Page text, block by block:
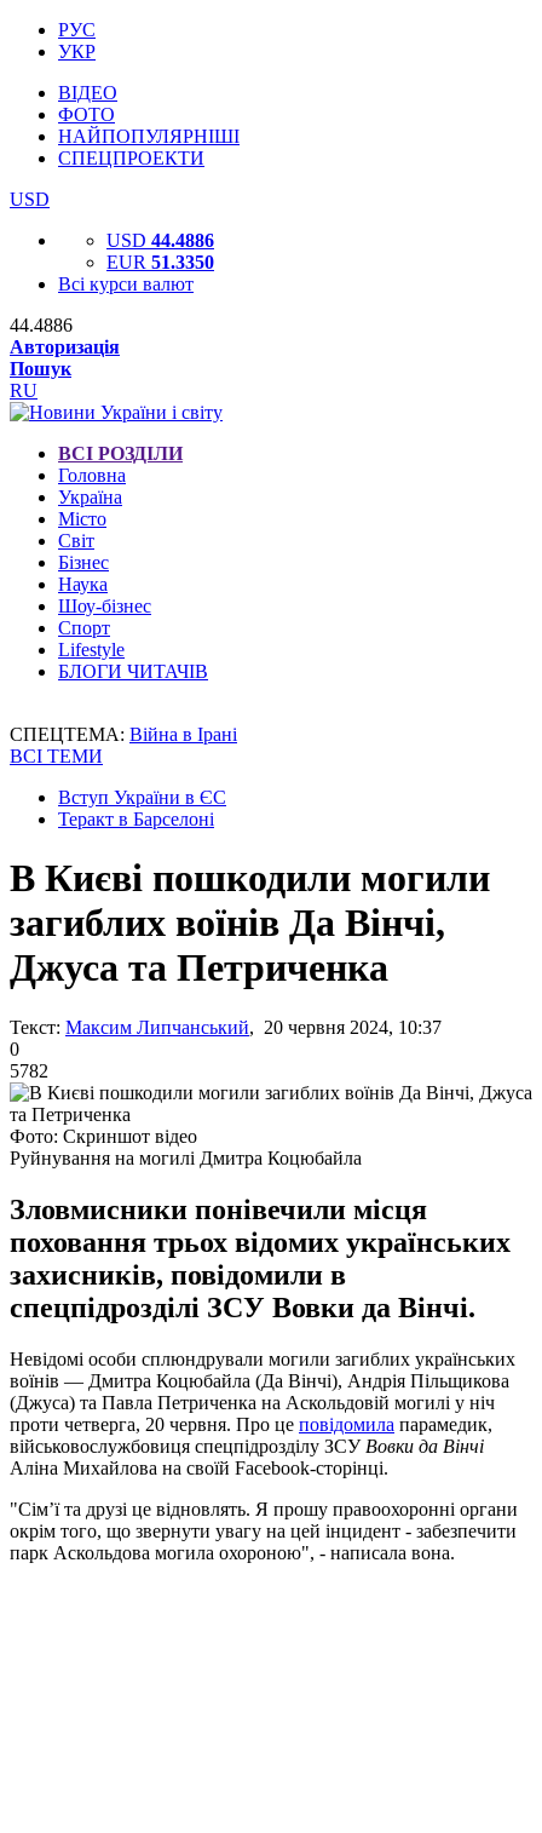
РУС
УКР
ВІДЕО
ФОТО
НАЙПОПУЛЯРНІШІ
СПЕЦПРОЕКТИ
USD
USD 44.4886
EUR 51.3350
Всі курси валют
44.4886
Авторизація
Пошук
RU
ВСІ РОЗДІЛИ
Головна
Україна
Місто
Світ
Бізнес
Наука
Шоу-бізнес
Спорт
Lifestyle
БЛОГИ ЧИТАЧІВ
СПЕЦТЕМА: Війна в Ірані
ВСІ ТЕМИ
Вступ України в ЄС
Теракт в Барселоні
В Києві пошкодили могили
загиблих воїнів Да Вінчі,
Джуса та Петриченка
Текст: Максим Липчанський, 20 червня 2024, 10:37
0
5782
Фото: Скриншот відео
Руйнування на могилі Дмитра Коцюбайла
Зловмисники понівечили місця
поховання трьох відомих українських
захисників, повідомили в
спецпідрозділі ЗСУ Вовки да Вінчі.
Невідомі особи сплюндрували могили загиблих українських
воїнів — Дмитра Коцюбайла (Да Вінчі), Андрія Пільщикова
(Джуса) та Павла Петриченка на Аскольдовій могилі у ніч
проти четверга, 20 червня. Про це повідомила парамедик,
військовослужбовиця спецпідрозділу ЗСУ Вовки да Вінчі
Аліна Михайлова на своїй Facebook-сторінці.
"Сімʼї та друзі це відновлять. Я прошу правоохоронні органи
окрім того, що звернути увагу на цей інцидент - забезпечити
парк Аскольдова могила охороною", - написала вона.